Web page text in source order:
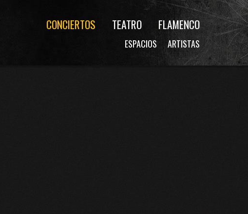
CONCIERTOS TEATRO FLAMENCO
ESPACIOS ARTISTAS